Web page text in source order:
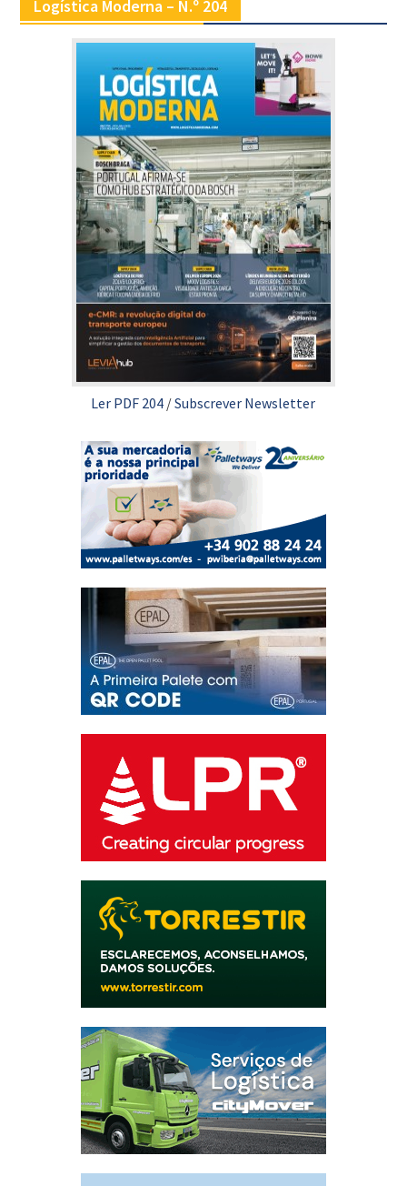
Logística Moderna – N.º 204
Ler PDF 204 /Subscrever Newsletter